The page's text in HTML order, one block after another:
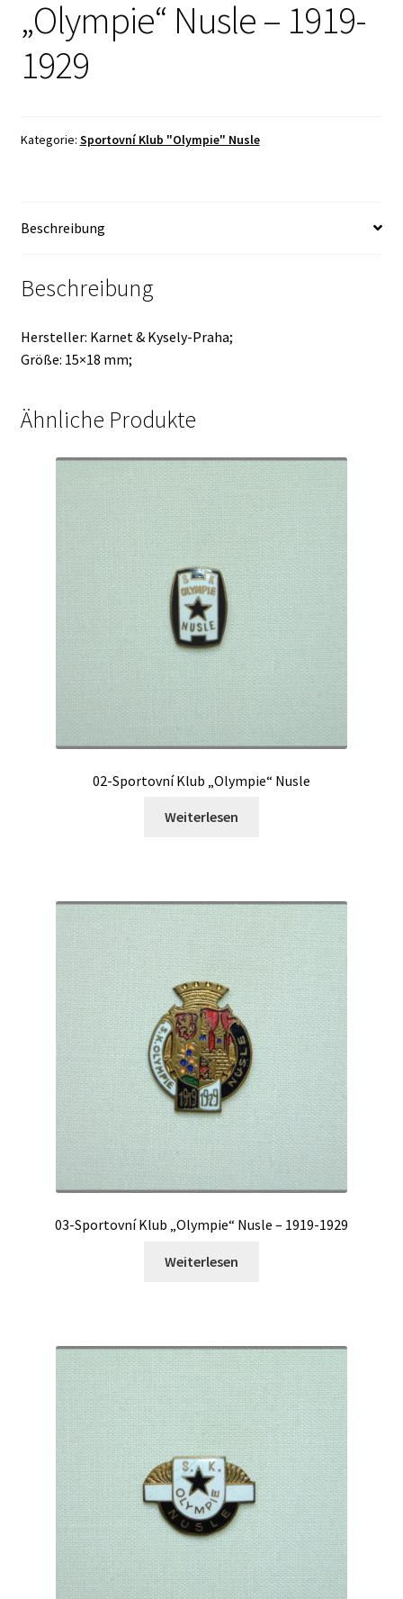
„Olympie“ Nusle – 1919-
1929
Kategorie: Sportovní Klub "Olympie" Nusle
Beschreibung
Beschreibung
Hersteller: Karnet & Kysely-Praha;
Größe: 15×18 mm;
Ähnliche Produkte
02-Sportovní Klub „Olympie“ Nusle
Weiterlesen
03-Sportovní Klub „Olympie“ Nusle – 1919-1929
Weiterlesen